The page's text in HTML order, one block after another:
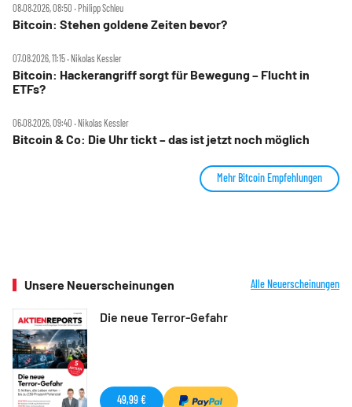
08.08.2026, 08:50 ‧ Philipp Schleu
Bitcoin: Stehen goldene Zeiten bevor?
07.08.2026, 11:15 ‧ Nikolas Kessler
Bitcoin: Hackerangriff sorgt für Bewegung – Flucht in
ETFs?
06.08.2026, 09:40 ‧ Nikolas Kessler
Bitcoin & Co: Die Uhr tickt – das ist jetzt noch möglich
Mehr Bitcoin Empfehlungen
Unsere Neuerscheinungen Alle Neuerscheinungen
Die neue Terror-Gefahr
49,99 €